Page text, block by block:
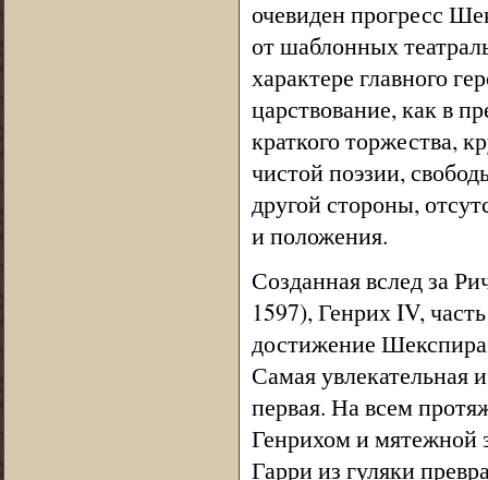
очевиден прогресс
от шаблонных
характере главного
царствование, как в
краткого торжества,
чистой поэзии,
другой стороны,
и положения.
Созданная вслед за
1597), Генрих IV,
достижение
Самая увлекательная
первая. На всем
Генрихом и мятежной
Гарри из гуляки